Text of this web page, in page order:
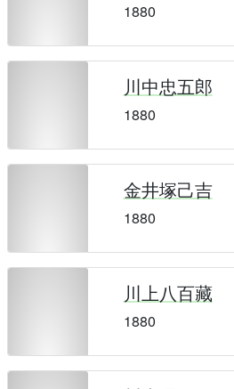
1880
川中忠五郎
1880
金井塚己吉
1880
川上八百藏
1880